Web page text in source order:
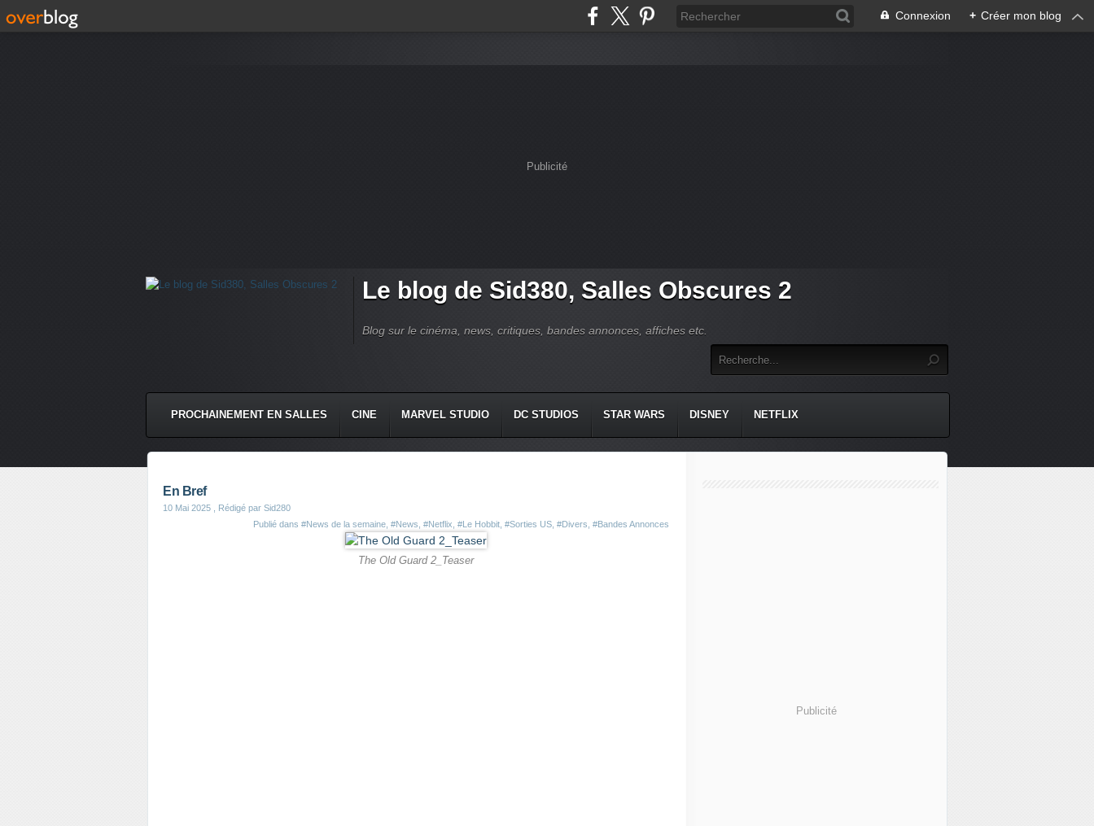
Connexion + Créer mon blog
Publicité
Le blog de Sid380, Salles Obscures 2
Blog sur le cinéma, news, critiques, bandes annonces, affiches etc.
PROCHAINEMENT EN SALLES CINE MARVEL STUDIO DC STUDIOS STAR WARS DISNEY NETFLIX
En Bref
10 Mai 2025 , Rédigé par Sid280
Publié dans #News de la semaine #News #Netflix #Le Hobbit #Sorties US #Divers #Bandes Annonces
The Old Guard 2_Teaser
Publicité